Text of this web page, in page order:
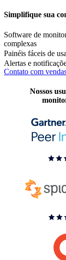
Simplifique sua
Software de
complexas
Painéis fáceis de
Alertas e
Contato com
Nossos